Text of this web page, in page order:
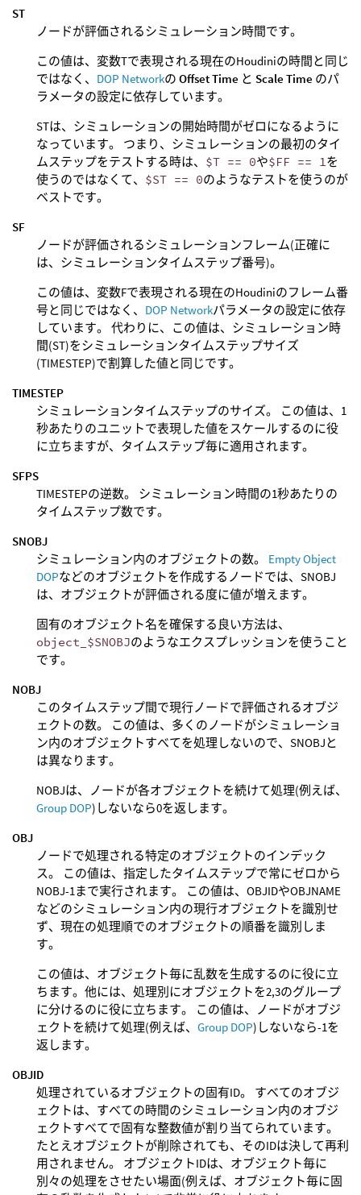
ST
ノードが評価されるシミュレーション時間です。
この値は、変数Tで表現される現在のHoudiniの時間と同じ
ではなく、 DOP Networkの Offset Time と Scale Time のパ
ラメータの設定に依存しています。
STは、シミュレーションの開始時間がゼロになるように
なっています。 つまり、シミュレーションの最初のタイ
ムステップをテストする時は、 $T == 0や$FF == 1を
使うのではなくて、 $ST == 0のようなテストを使うのが
ベストです。
SF
ノードが評価されるシミュレーションフレーム(正確に
は、シミュレーションタイムステップ番号)。
この値は、変数Fで表現される現在のHoudiniのフレーム番
号と同じではなく、 DOP Networkパラメータの設定に依存
しています。 代わりに、この値は、シミュレーション時
間(ST)をシミュレーションタイムステップサイズ
(TIMESTEP)で割算した値と同じです。
TIMESTEP
シミュレーションタイムステップのサイズ。 この値は、1
秒あたりのユニットで表現した値をスケールするのに役
に立ちますが、タイムステップ毎に適用されます。
SFPS
TIMESTEPの逆数。 シミュレーション時間の1秒あたりの
タイムステップ数です。
SNOBJ
シミュレーション内のオブジェクトの数。 Empty Object
DOPなどのオブジェクトを作成するノードでは、SNOBJ
は、オブジェクトが評価される度に値が増えます。
固有のオブジェクト名を確保する良い方法は、
object_$SNOBJのようなエクスプレッションを使うこと
です。
NOBJ
このタイムステップ間で現行ノードで評価されるオブジ
ェクトの数。 この値は、多くのノードがシミュレーショ
ン内のオブジェクトすべてを処理しないので、SNOBJと
は異なります。
NOBJは、ノードが各オブジェクトを続けて処理(例えば、
Group DOP)しないなら0を返します。
OBJ
ノードで処理される特定のオブジェクトのインデック
ス。 この値は、指定したタイムステップで常にゼロから
NOBJ-1まで実行されます。 この値は、OBJIDやOBJNAME
などのシミュレーション内の現行オブジェクトを識別せ
ず、現在の処理順でのオブジェクトの順番を識別しま
す。
この値は、オブジェクト毎に乱数を生成するのに役に立
ちます。他には、処理別にオブジェクトを2,3のグループ
に分けるのに役に立ちます。 この値は、ノードがオブジ
ェクトを続けて処理(例えば、 Group DOP)しないなら-1を
返します。
OBJID
処理されているオブジェクトの固有ID。 すべてのオブジ
ェクトは、すべての時間のシミュレーション内のオブジ
ェクトすべてで固有な整数値が割り当てられています。
たとえオブジェクトが削除されても、そのIDは決して再利
用されません。 オブジェクトIDは、オブジェクト毎に
別々の処理をさせたい場面(例えば、オブジェクト毎に固